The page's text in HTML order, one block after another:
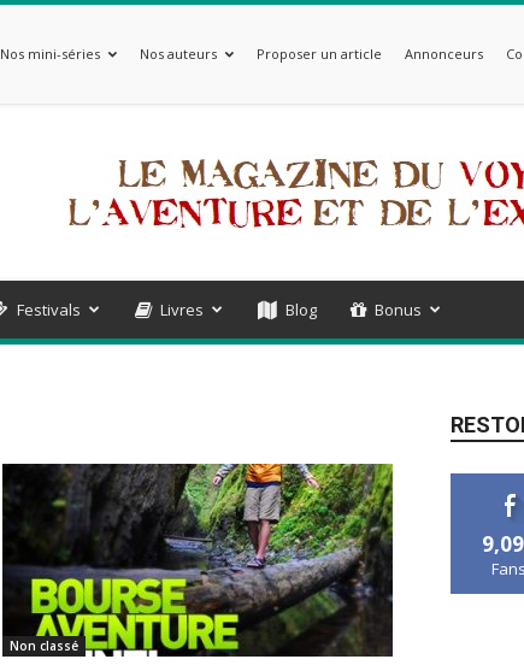
Nos mini-séries Nos auteurs Proposer un article Annonceurs
Festivals Livres Blog Bonus
Non classé
Fans